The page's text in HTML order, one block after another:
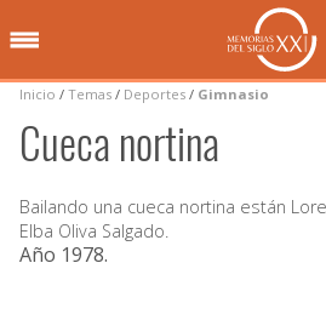
Inicio / Temas / Deportes / Gimnasio
Cueca nortina
Bailando una cueca nortina están
Elba Oliva Salgado.
Año 1978.